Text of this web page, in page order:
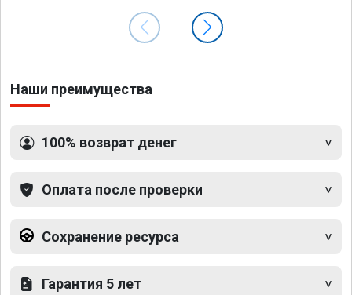
Наши преимущества
100% возврат денег
Оплата после проверки
Сохранение ресурса
Гарантия 5 лет